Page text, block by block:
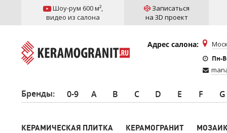
Шоу-рум 600 м²,
видео из салона
Записаться
на 3D проект
Адрес салона:
Пн-
Бренды: 0-9 A B C D E F G
КЕРАМИЧЕСКАЯ ПЛИТКА КЕРАМОГРАНИТ